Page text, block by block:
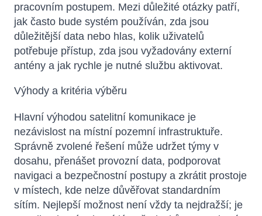
pracovním postupem. Mezi důležité otázky patří,
jak často bude systém používán, zda jsou
důležitější data nebo hlas, kolik uživatelů
potřebuje přístup, zda jsou vyžadovány externí
antény a jak rychle je nutné službu aktivovat.
Výhody a kritéria výběru
Hlavní výhodou satelitní komunikace je
nezávislost na místní pozemní infrastruktuře.
Správně zvolené řešení může udržet týmy v
dosahu, přenášet provozní data, podporovat
navigaci a bezpečnostní postupy a zkrátit prostoje
v místech, kde nelze důvěřovat standardním
sítím. Nejlepší možnost není vždy ta nejdražší; je